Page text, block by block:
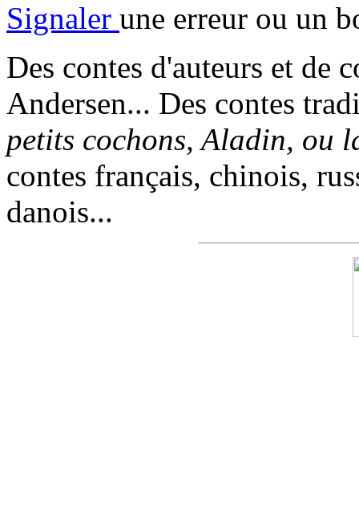
Signaler une erreur ou un
Des contes d'auteurs et de
Andersen... Des contes
petits cochons, Aladin, ou
contes français, chinois,
danois...